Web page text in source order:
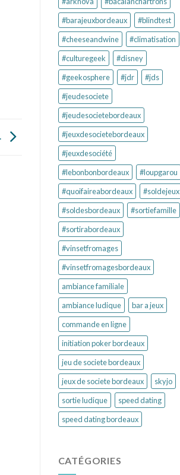
#barajeuxbordeaux
#blindtest
#cheeseandwine
#climatisation
#culturegeek
#disney
#geekosphere
#jdr
#jds
#jeudesociete
#jeudesocietebordeaux
#jeuxdesocietebordeaux
#jeuxdesociété
#lebonbonbordeaux
#loupgarou
#quoifaireabordeaux
#soldejeux
#soldesbordeaux
#sortiefamille
#sortirabordeaux
#vinsetfromages
#vinsetfromagesbordeaux
ambiance familiale
ambiance ludique
bar a jeux
commande en ligne
initiation poker bordeaux
jeu de societe bordeaux
jeux de societe bordeaux
skyjo
sortie ludique
speed dating
speed dating bordeaux
CATÉGORIES